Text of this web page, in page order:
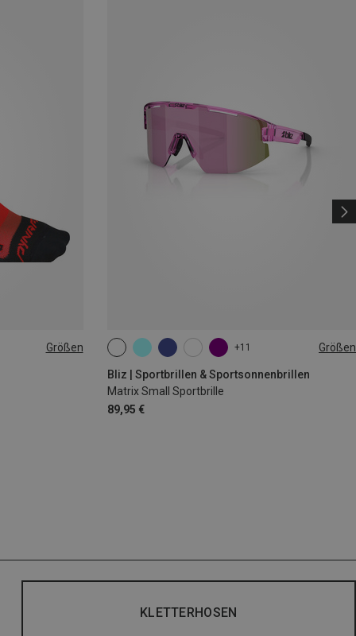
Größen +11 Größen
Bliz | Sportbrillen & Sportsonnenbrillen
Matrix Small Sportbrille
89,95 €
ONE SIZE
KLETTERHOSEN